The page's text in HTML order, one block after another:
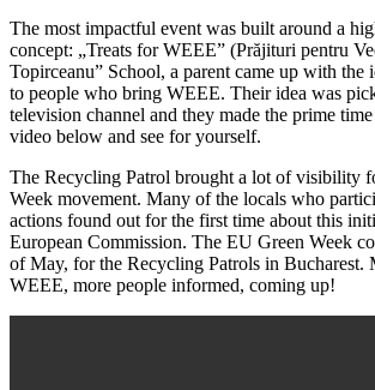
The most impactful event was built around a
concept: „Treats for WEEE” (Prăjituri pentru
Topirceanu” School, a parent came up with the
to people who bring WEEE. Their idea was
television channel and they made the prime
video below and see for yourself.
The Recycling Patrol brought a lot of visibility
Week movement. Many of the locals who
actions found out for the first time about this
European Commission. The EU Green Week
of May, for the Recycling Patrols in Bucharest.
WEEE, more people informed, coming up!